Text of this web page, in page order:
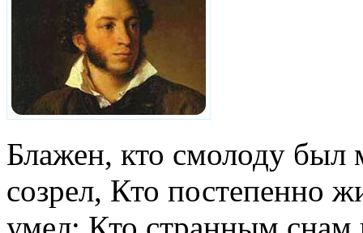
Блажен, кто смолоду был
созрел, Кто постепенно